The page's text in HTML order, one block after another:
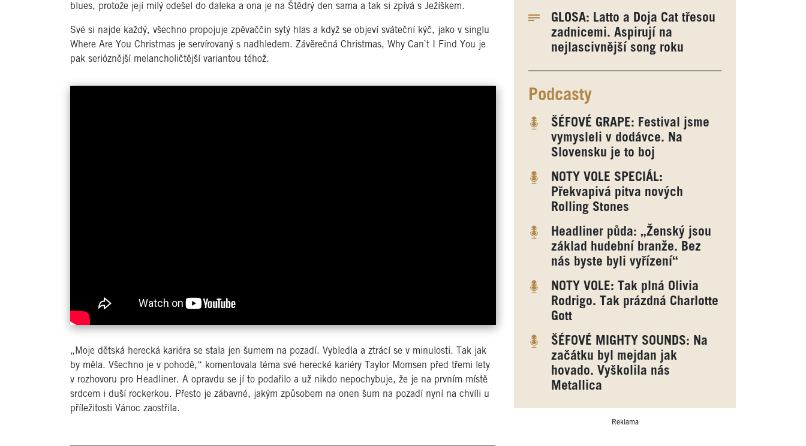
blues, protože její milý odešel do daleka a ona je na Štědrý den sama a tak si zpívá s Ježíškem.
Své si najde každý, všechno propojuje zpěvaččin sytý hlas a když se objeví sváteční kýč, jako v singlu
Where Are You Christmas je servírovaný s nadhledem. Závěrečná Christmas, Why Can`t I Find You je
pak serióznější melancholičtější variantou téhož.
„Moje dětská herecká kariéra se stala jen šumem na pozadí. Vybledla a ztrácí se v minulosti. Tak jak
by měla. Všechno je v pohodě,“ komentovala téma své herecké kariéry Taylor Momsen před třemi lety
v rozhovoru pro Headliner. A opravdu se jí to podařilo a už nikdo nepochybuje, že je na prvním místě
srdcem i duší rockerkou. Přesto je zábavné, jakým způsobem na onen šum na pozadí nyní na chvíli u
příležitosti Vánoc zaostřila.
GLOSA: Latto a Doja Cat třesou
zadnicemi. Aspirují na
nejlascivnější song roku
Podcasty
ŠÉFOVÉ GRAPE: Festival jsme
vymysleli v dodávce. Na
Slovensku je to boj
NOTY VOLE SPECIÁL:
Překvapivá pitva nových
Rolling Stones
Headliner půda: „Ženský jsou
základ hudební branže. Bez
nás byste byli vyřízení“
NOTY VOLE: Tak plná Olivia
Rodrigo. Tak prázdná Charlotte
Gott
ŠÉFOVÉ MIGHTY SOUNDS: Na
začátku byl mejdan jak
hovado. Vyškolila nás
Metallica
Reklama